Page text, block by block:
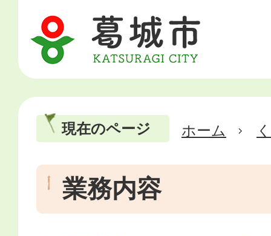
現在のページ ホーム
業務内容